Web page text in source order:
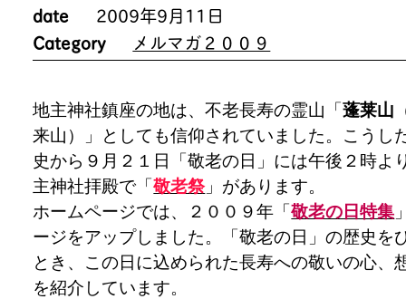
date
2009年9月11日
Category
メルマガ２００９
地主神社鎮座の地は、不老長寿の霊山「蓬莱山
来山）」としても信仰されていました。こうし
史から９月２１日「敬老の日」には午後２時よ
主神社拝殿で「敬老祭」があります。
ホームページでは、２００９年「敬老の日特集
ージをアップしました。「敬老の日」の歴史を
とき、この日に込められた長寿への敬いの心、
を紹介しています。